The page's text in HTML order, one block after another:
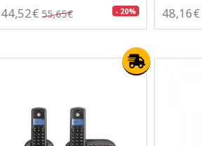
44,52€ 55,65€ - 20% 48,16€